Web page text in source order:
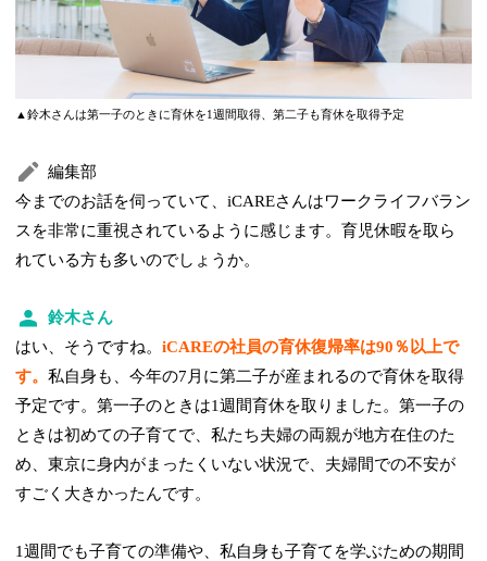
▲鈴木さんは第一子のときに育休を1週間取得、第二子も育休を取得予定
編集部
今までのお話を伺っていて、iCAREさんはワークライフバラン
スを非常に重視されているように感じます。育児休暇を取ら
れている方も多いのでしょうか。
鈴木さん
はい、そうですね。iCAREの社員の育休復帰率は90％以上で
す。私自身も、今年の7月に第二子が産まれるので育休を取得
予定です。第一子のときは1週間育休を取りました。第一子の
ときは初めての子育てで、私たち夫婦の両親が地方在住のた
め、東京に身内がまったくいない状況で、夫婦間での不安が
すごく大きかったんです。
1週間でも子育ての準備や、私自身も子育てを学ぶための期間